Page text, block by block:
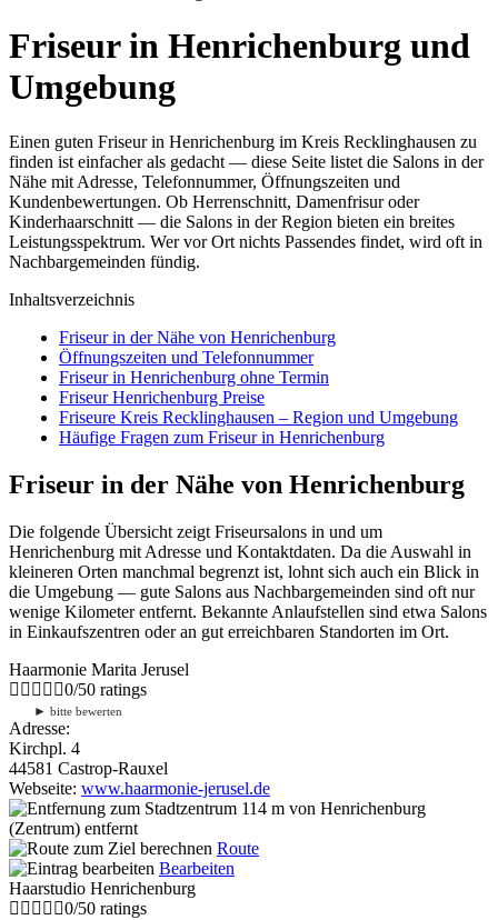
Friseur in Henrichenburg und
Umgebung
Einen guten Friseur in Henrichenburg im Kreis Recklinghausen zu
finden ist einfacher als gedacht — diese Seite listet die Salons in der
Nähe mit Adresse, Telefonnummer, Öffnungszeiten und
Kundenbewertungen. Ob Herrenschnitt, Damenfrisur oder
Kinderhaarschnitt — die Salons in der Region bieten ein breites
Leistungsspektrum. Wer vor Ort nichts Passendes findet, wird oft in
Nachbargemeinden fündig.
Inhaltsverzeichnis
Friseur in der Nähe von Henrichenburg
Öffnungszeiten und Telefonnummer
Friseur in Henrichenburg ohne Termin
Friseur Henrichenburg Preise
Friseure Kreis Recklinghausen – Region und Umgebung
Häufige Fragen zum Friseur in Henrichenburg
Friseur in der Nähe von Henrichenburg
Die folgende Übersicht zeigt Friseursalons in und um
Henrichenburg mit Adresse und Kontaktdaten. Da die Auswahl in
kleineren Orten manchmal begrenzt ist, lohnt sich auch ein Blick in
die Umgebung — gute Salons aus Nachbargemeinden sind oft nur
wenige Kilometer entfernt. Bekannte Anlaufstellen sind etwa Salons
in Einkaufszentren oder an gut erreichbaren Standorten im Ort.
Haarmonie Marita Jerusel
0/50 ratings
► bitte bewerten
Adresse:
Kirchpl. 4
44581 Castrop-Rauxel
Webseite: www.haarmonie-jerusel.de
114 m von Henrichenburg
(Zentrum) entfernt
Route
Bearbeiten
Haarstudio Henrichenburg
0/50 ratings